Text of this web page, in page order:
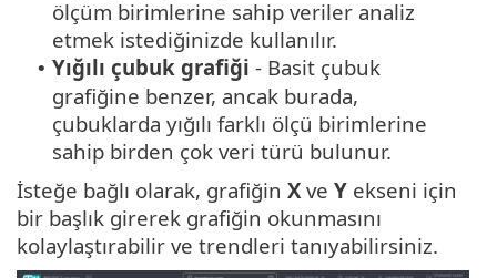
ölçüm birimlerine sahip veriler analiz
etmek istediğinizde kullanılır.
• Yığılı çubuk grafiği - Basit çubuk
grafiğine benzer, ancak burada,
çubuklarda yığılı farklı ölçü birimlerine
sahip birden çok veri türü bulunur.
İsteğe bağlı olarak, grafiğin Xve Y ekseni için
bir başlık girerek grafiğin okunmasını
kolaylaştırabilir ve trendleri tanıyabilirsiniz.